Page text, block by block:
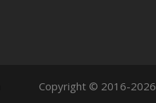
Copyright © 2016-2026